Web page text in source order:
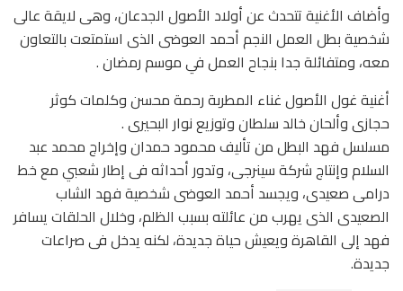
وأضاف الأغنية تتحدث عن أولاد الأصول الجدعان، وهى لايقة عالى
شخصية بطل العمل النجم أحمد العوضى الذى استمتعت بالتعاون
معه، ومتفائلة جدا بنجاح العمل في موسم رمضان .
أغنية غول الأصول غناء المطربة رحمة محسن وكلمات كوثر
حجازى وألحان خالد سلطان وتوزيع نوار البحيرى .
مسلسل فهد البطل من تأليف محمود حمدان وإخراج محمد عبد
السلام وإنتاج شركة سينرجى، وتدور أحداثه فى إطار شعبي مع خط
درامى صعيدى، ويجسد أحمد العوضى شخصية فهد الشاب
الصعيدى الذى يهرب من عائلته بسبب الظلم، وخلال الحلقات يسافر
فهد إلى القاهرة ويعيش حياة جديدة، لكنه يدخل فى صراعات
جديدة.